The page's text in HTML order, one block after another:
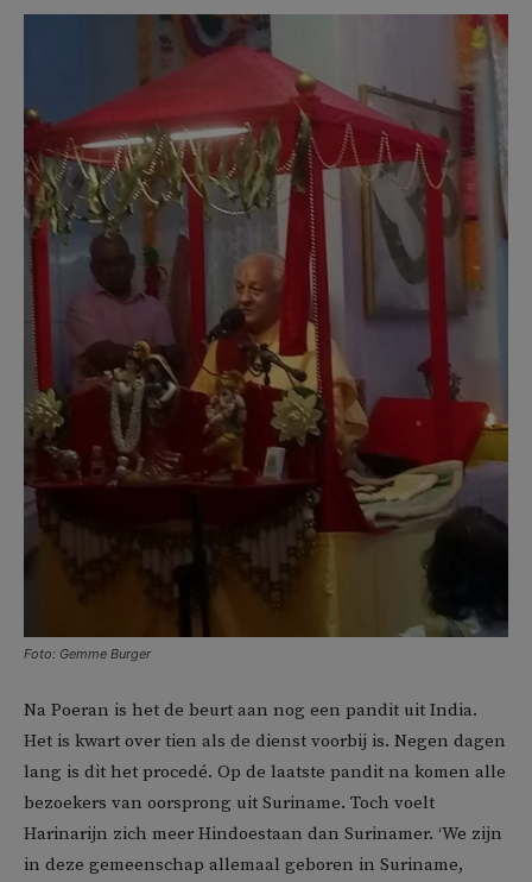
Foto: Gemme Burger
Na Poeran is het de beurt aan nog een pandit uit India.
Het is kwart over tien als de dienst voorbij is. Negen dagen
lang is dit het procedé. Op de laatste pandit na komen alle
bezoekers van oorsprong uit Suriname. Toch voelt
Harinarijn zich meer Hindoestaan dan Surinamer. ‘We zijn
in deze gemeenschap allemaal geboren in Suriname,